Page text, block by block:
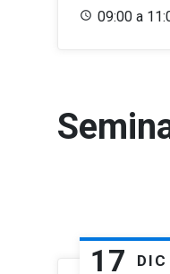
09:00 a
17 DIC